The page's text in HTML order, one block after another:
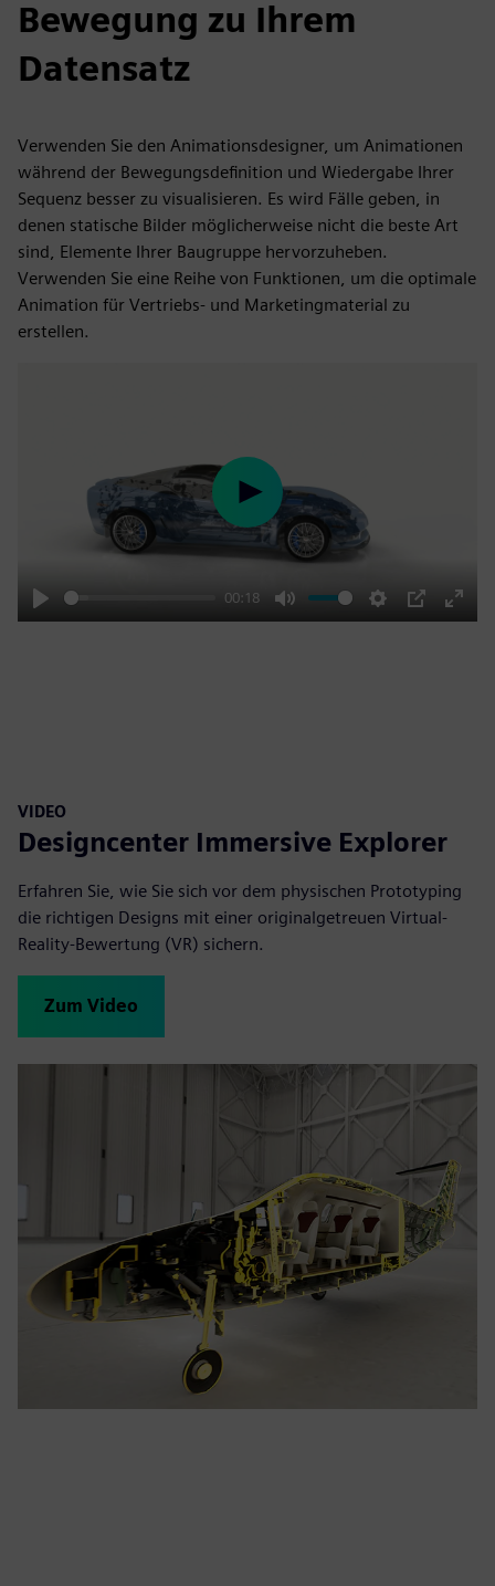
Bewegung zu Ihrem
Datensatz
Verwenden Sie den Animationsdesigner, um Animationen
während der Bewegungsdefinition und Wiedergabe Ihrer
Sequenz besser zu visualisieren. Es wird Fälle geben, in
denen statische Bilder möglicherweise nicht die beste Art
sind, Elemente Ihrer Baugruppe hervorzuheben.
Verwenden Sie eine Reihe von Funktionen, um die optimale
Animation für Vertriebs- und Marketingmaterial zu
erstellen.
Play
00:18
Mute Settings
PIP
Enter
Play
VIDEO
Designcenter Immersive Explorer
Erfahren Sie, wie Sie sich vor dem physischen Prototyping
die richtigen Designs mit einer originalgetreuen Virtual-
Reality-Bewertung (VR) sichern.
Zum Video